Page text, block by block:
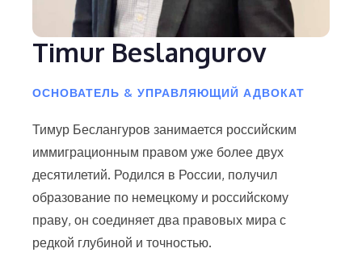
Timur Beslangurov
ОСНОВАТЕЛЬ & УПРАВЛЯЮЩИЙ АДВОКАТ
Тимур Беслангуров занимается российским
иммиграционным правом уже более двух
десятилетий. Родился в России, получил
образование по немецкому и российскому
праву, он соединяет два правовых мира с
редкой глубиной и точностью.